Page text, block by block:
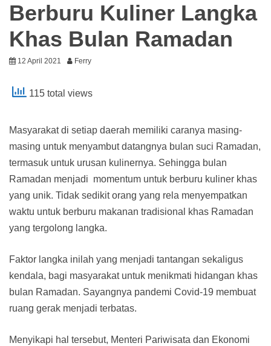
Berburu Kuliner Langka
Khas Bulan Ramadan
12 April 2021 Ferry
115 total views
Masyarakat di setiap daerah memiliki caranya masing-
masing untuk menyambut datangnya bulan suci Ramadan,
termasuk untuk urusan kulinernya. Sehingga bulan
Ramadan menjadi momentum untuk berburu kuliner khas
yang unik. Tidak sedikit orang yang rela menyempatkan
waktu untuk berburu makanan tradisional khas Ramadan
yang tergolong langka.
Faktor langka inilah yang menjadi tantangan sekaligus
kendala, bagi masyarakat untuk menikmati hidangan khas
bulan Ramadan. Sayangnya pandemi Covid-19 membuat
ruang gerak menjadi terbatas.
Menyikapi hal tersebut, Menteri Pariwisata dan Ekonomi